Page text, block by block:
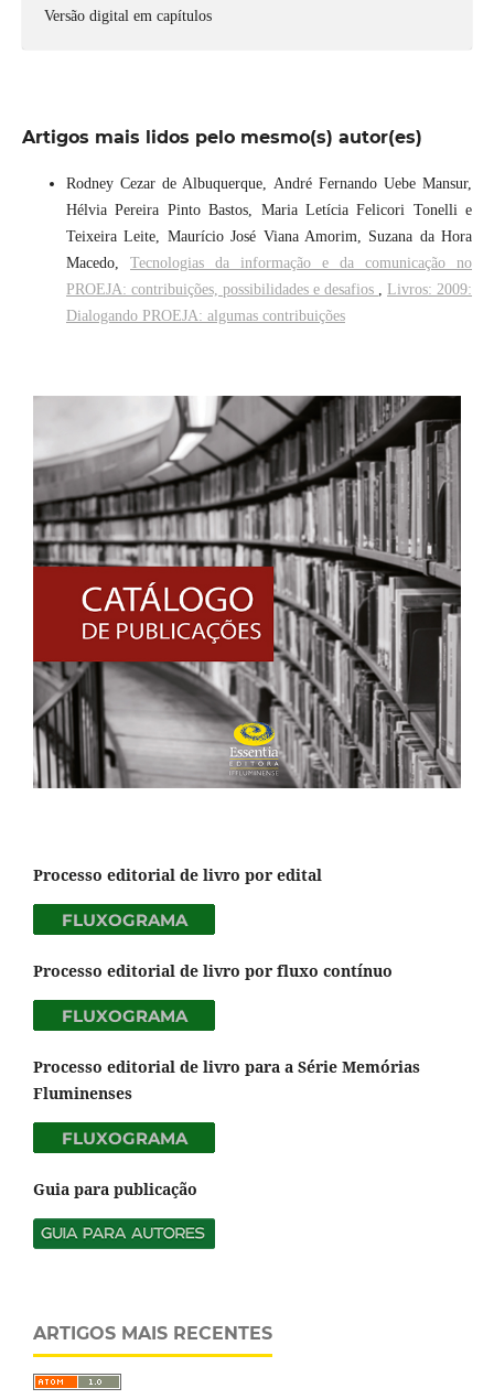
Versão digital em capítulos
Artigos mais lidos pelo mesmo(s) autor(es)
Rodney Cezar de Albuquerque, André Fernando Uebe Mansur,
Hélvia Pereira Pinto Bastos, Maria Letícia Felicori Tonelli e
Teixeira Leite, Maurício José Viana Amorim, Suzana da Hora
Macedo, Tecnologias da informação e da comunicação no
PROEJA: contribuições, possibilidades e desafios , Livros: 2009:
Dialogando PROEJA: algumas contribuições
Processo editorial de livro por edital
Processo editorial de livro por fluxo contínuo
Processo editorial de livro para a Série Memórias
Fluminenses
Guia para publicação
ARTIGOS MAIS RECENTES